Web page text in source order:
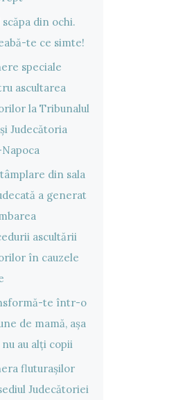
din ochi.
te ce simte!
speciale
ascultarea
la Tribunalul
Judecătoria
din sala
a generat
ascultării
în cauzele
te într-o
de mamă, așa
nu au alți copii
fluturașilor
Judecătoriei